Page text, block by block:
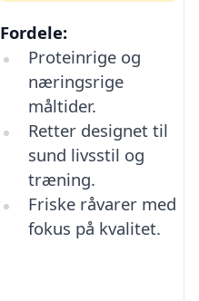
Fordele:
Proteinrige og
næringsrige
måltider.
Retter designet til
sund livsstil og
træning.
Friske råvarer med
fokus på kvalitet.